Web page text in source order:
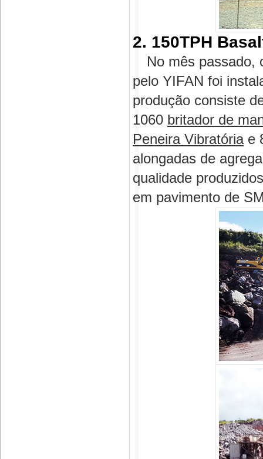
2. 150TPH
No mês passado,
pelo YIFAN foi
produção consiste
1060 britador de
Peneira Vibratóriae
alongadas de
qualidade
em pavimento de